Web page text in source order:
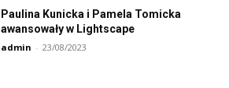
Paulina Kunicka i Pamela Tomicka
awansowały w Lightscape
admin - 23/08/2023